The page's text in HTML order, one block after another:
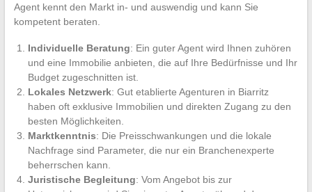
Agent kennt den Markt in- und auswendig und kann Sie
kompetent beraten.
Individuelle Beratung: Ein guter Agent wird Ihnen zuhören
und eine Immobilie anbieten, die auf Ihre Bedürfnisse und Ihr
Budget zugeschnitten ist.
Lokales Netzwerk: Gut etablierte Agenturen in Biarritz
haben oft exklusive Immobilien und direkten Zugang zu den
besten Möglichkeiten.
Marktkenntnis: Die Preisschwankungen und die lokale
Nachfrage sind Parameter, die nur ein Branchenexperte
beherrschen kann.
Juristische Begleitung: Vom Angebot bis zur